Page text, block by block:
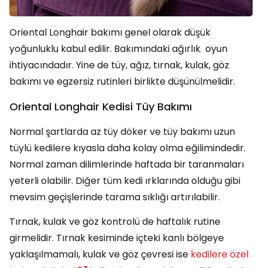
Oriental Longhair bakımı genel olarak düşük
yoğunluklu kabul edilir. Bakımındaki ağırlık oyun
ihtiyacındadır. Yine de tüy, ağız, tırnak, kulak, göz
bakımı ve egzersiz rutinleri birlikte düşünülmelidir.
Oriental Longhair Kedisi Tüy Bakımı
Normal şartlarda az tüy döker ve tüy bakımı uzun
tüylü kedilere kıyasla daha kolay olma eğilimindedir.
Normal zaman dilimlerinde haftada bir taranmaları
yeterli olabilir. Diğer tüm kedi ırklarında olduğu gibi
mevsim geçişlerinde tarama sıklığı artırılabilir.
Tırnak, kulak ve göz kontrolü de haftalık rutine
girmelidir. Tırnak kesiminde içteki kanlı bölgeye
yaklaşılmamalı, kulak ve göz çevresi ise kedilere özel